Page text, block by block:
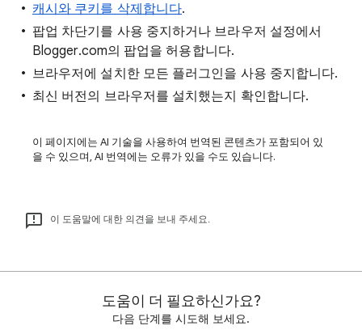
캐시와 쿠키를 삭제합니다.
팝업 차단기를 사용 중지하거나 브라우저 설정에서
Blogger.com의 팝업을 허용합니다.
브라우저에 설치한 모든 플러그인을 사용 중지합니다.
최신 버전의 브라우저를 설치했는지 확인합니다.
이 페이지에는 AI 기술을 사용하여 번역된 콘텐츠가 포함되어 있
을 수 있으며, AI 번역에는 오류가 있을 수도 있습니다.
이 도움말에 대한 의견을 보내 주세요.
도움이 더 필요하신가요?
다음 단계를 시도해 보세요.